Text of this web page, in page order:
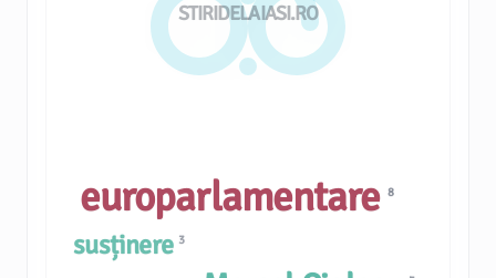
STIRIDELAIASI.RO
europarlamentare8
susținere 3